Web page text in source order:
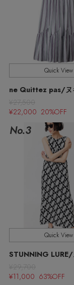
【日傘】完
【サンダル
【リネン】
【CFCL】注
【レース】
【雨の日】
【限定】こ
【ペプラム
『ELLE』最
CATEGORY
ウェア
すべてのウェ
ブラウス・シ
カットソー
ワンピース
パンツ
スカート
シューズ
すべてのシュ
サンダル
パンプス
スニーカー
フラットシ
バッグ・財布
すべてのバ
カゴバッグ
ショルダーバ
トートバッグ
ハンドバッグ
ファッション小
すべてのフ
ストール・
ヘアアクセサ
アクセサリー
すべてのア
ピアス・イ
ネックレス
ランジェリー
すべてのラ
スポーツ
すべてのス
カスタマーサポ
エル・ショップ
よくあるご質問
Quick View
ne Quittez pas/ヌ
¥27,500
¥22,000 20%OFF
No.3
Quick View
¥29,700
¥11,000 63%OFF